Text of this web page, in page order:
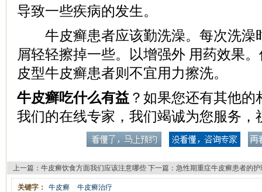
导致一些疾病的发生。
牛皮癣患者应该勤洗澡。每次洗澡
屑轻轻擦掉一些。以增强外 用药效果
皮型牛皮癣患者则不宜用力擦洗。
牛皮癣吃什么有益 ？如果您还有其他
我们的在线专家，我们竭诚为您服务，
上一篇： 牛皮癣饮食方面我们应该注意哪些 下一篇： 急性期重症牛皮癣患者的护
关键字： 牛皮癣 牛皮癣治疗